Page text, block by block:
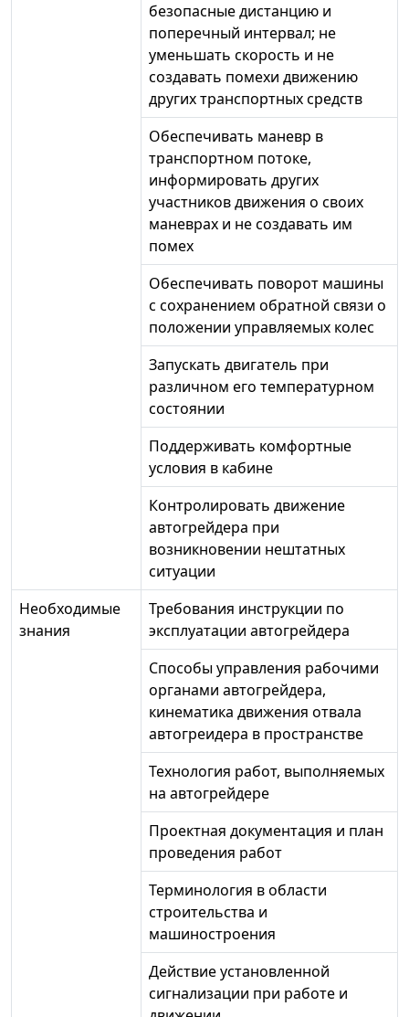
безопасные дистанцию и
поперечный интервал; не
уменьшать скорость и не
создавать помехи движению
других транспортных средств
Обеспечивать маневр в
транспортном потоке,
информировать других
участников движения о своих
маневрах и не создавать им
помех
Обеспечивать поворот машины
с сохранением обратной связи о
положении управляемых колес
Запускать двигатель при
различном его температурном
состоянии
Поддерживать комфортные
условия в кабине
Контролировать движение
автогрейдера при
возникновении нештатных
ситуации
Необходимые
знания
Требования инструкции по
эксплуатации автогрейдера
Способы управления рабочими
органами автогрейдера,
кинематика движения отвала
автогреидера в пространстве
Технология работ, выполняемых
на автогрейдере
Проектная документация и план
проведения работ
Терминология в области
строительства и
машиностроения
Действие установленной
сигнализации при работе и